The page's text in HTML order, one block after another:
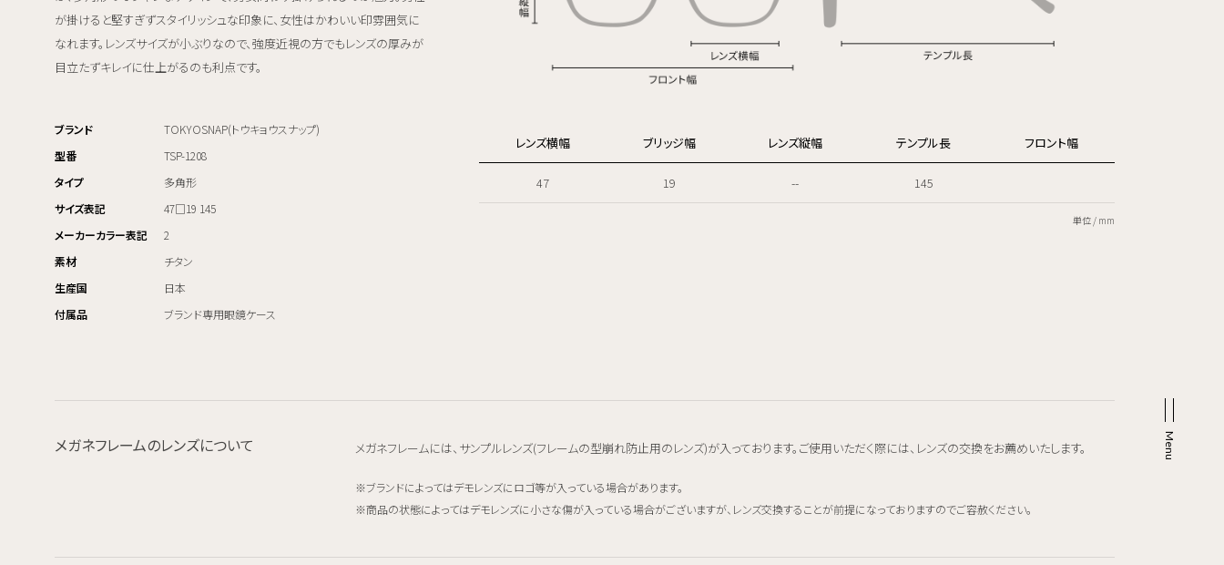
が掛けると堅すぎずスタイリッシュな印象に、女性はかわいい印雰囲気に
なれます。レンズサイズが小ぶりなので、強度近視の方でもレンズの厚みが
目立たずキレイに仕上がるのも利点です。
ブランド
TOKYOSNAP(トウキョウスナップ)
型番
TSP-1208
タイプ
多角形
サイズ表記
47□19 145
メーカーカラー表記
2
素材
チタン
生産国
日本
付属品
ブランド専用眼鏡ケース
レンズ横幅 ブリッジ幅 レンズ縦幅 テンプル長 フロント幅
47 19 -- 145
単位 / mm
メガネフレームのレンズについて メガネフレームには、サンプルレンズ(フレームの型崩れ防止用のレンズ)が入っております。ご使用いただく際には、レンズの交換をお薦めいたします。
ブランドによってはデモレンズにロゴ等が入っている場合があります。
商品の状態によってはデモレンズに小さな傷が入っている場合がございますが、レンズ交換することが前提になっておりますのでご容赦ください。